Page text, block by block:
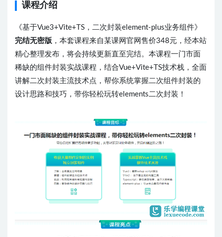
课程介绍
《基于Vue3+Vite+TS，二次封装element-plus业务组件》
完结无密版 ，本套课程来自某课网官网售价348元，经本站
精心整理发布，将会持续更新直至完结。本课程一门市面
稀缺的组件封装实战课程，结合Vue+Vite+TS技术栈，全面
讲解二次封装主流技术点，帮你系统掌握二次组件封装的
设计思路和技巧，带你轻松玩转elements二次封装！